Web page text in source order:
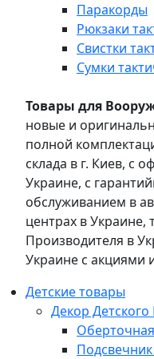
Паракорды
Рюкзаки
Свистки
Сумки
Товары для
новые и
полной
склада в г. Киев, с
Украине, с
обслуживанием в
центрах в Украине,
Производителя в
Украине с акциями
Детские товары
Декор